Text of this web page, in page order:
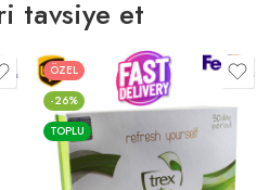
tavsiye et
ÖZEL
-26%
TOPLU